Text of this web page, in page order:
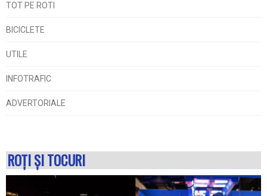
TOT PE ROTI
BICICLETE
UTILE
INFOTRAFIC
ADVERTORIALE
ROŢI ŞI TOCURI